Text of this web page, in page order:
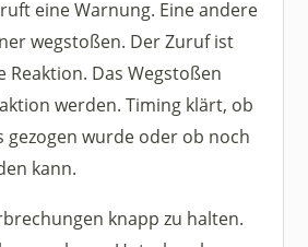
eine Warnung. Eine andere
wegstoßen. Der Zuruf ist
Reaktion. Das Wegstoßen
werden. Timing klärt, ob
gezogen wurde oder ob noch
kann.
knapp zu halten.